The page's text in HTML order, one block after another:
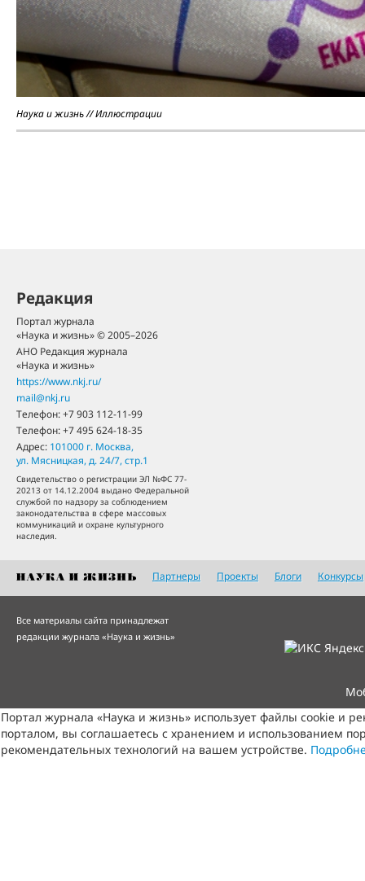
Наука и жизнь // Иллюстрации
Редакция
Портал журнала
«Наука и жизнь» © 2005–2026
АНО Редакция журнала
«Наука и жизнь»
https://www.nkj.ru/
mail@nkj.ru
Телефон:+7 903 112-11-99
Телефон:+7 495 624-18-35
Адрес: 101000 г. Москва,
ул. Мясницкая, д. 24/7, стр.1
Свидетельство о регистрации ЭЛ №ФС 77-
20213 от 14.12.2004 выдано Федеральной
службой по надзору за соблюдением
законодательства в сфере массовых
коммуникаций и охране культурного
наследия.
Партнеры Проекты Блоги Конкурсы
Все материалы сайта принадлежат
редакции журнала «Наука и жизнь»
Портал журнала «Наука и жизнь» использует файлы cookie и
порталом, вы соглашаетесь с хранением и использованием
рекомендательных технологий на вашем устройстве.